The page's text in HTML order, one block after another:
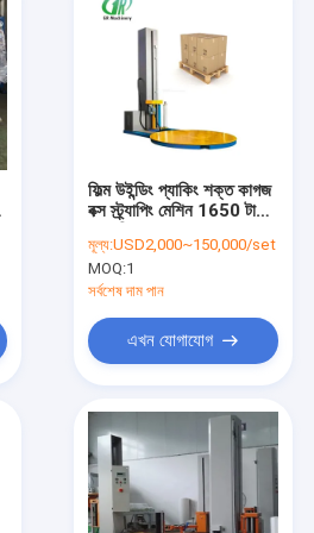
ফিল্ম উইন্ডিং প্যাকিং শক্ত কাগজ
বক্স স্ট্র্যাপিং মেশিন 1650 টাইপ
মূল্য:USD2,000~150,000/set
MOQ:1
সর্বশেষ দাম পান
এখন যোগাযোগ